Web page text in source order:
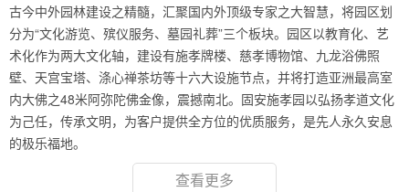
古今中外园林建设之精髓，汇聚国内外顶级专家之大智慧，将园区划
分为“文化游览、殡仪服务、墓园礼葬”三个板块。园区以教育化、艺
术化作为两大文化轴，建设有施孝牌楼、慈孝博物馆、九龙浴佛照
壁、天宫宝塔、涤心禅茶坊等十六大设施节点，并将打造亚洲最高室
内大佛之48米阿弥陀佛金像，震撼南北。固安施孝园以弘扬孝道文化
为己任，传承文明，为客户提供全方位的优质服务，是先人永久安息
的极乐福地。
查看更多